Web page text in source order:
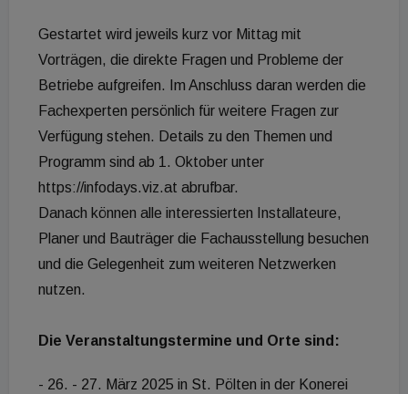
Gestartet wird jeweils kurz vor Mittag mit
Vorträgen, die direkte Fragen und Probleme der
Betriebe aufgreifen. Im Anschluss daran werden die
Fachexperten persönlich für weitere Fragen zur
Verfügung stehen. Details zu den Themen und
Programm sind ab 1. Oktober unter
https://infodays.viz.at abrufbar.
Danach können alle interessierten Installateure,
Planer und Bauträger die Fachausstellung besuchen
und die Gelegenheit zum weiteren Netzwerken
nutzen.
Die Veranstaltungstermine und Orte sind:
- 26. - 27. März 2025 in St. Pölten in der Konerei